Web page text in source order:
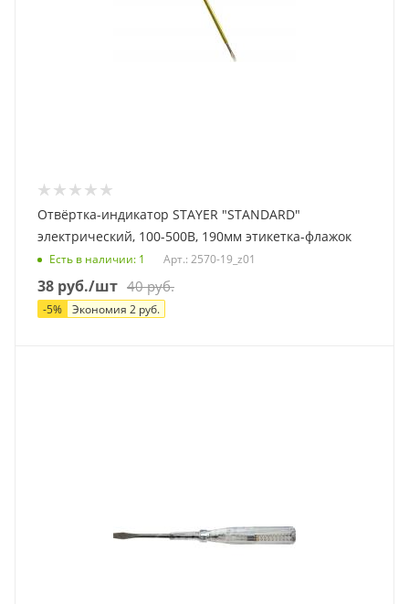
Отвёртка-индикатор STAYER "STANDARD"
электрический, 100-500В, 190мм этикетка-флажок
Есть в наличии: 1 Арт.: 2570-19_z01
38 руб./шт 40руб.
-5% Экономия 2 руб.